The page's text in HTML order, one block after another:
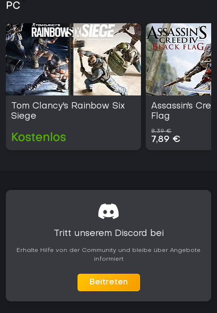
PC
Tom Clancy's Rainbow Six
Siege
Kostenlos
Assassin's
Flag
8,39 €
7,89 €
Tritt unserem Discord bei
Erhalte Hilfe von der Community und bleibe über Angebote
informiert
Beitreten